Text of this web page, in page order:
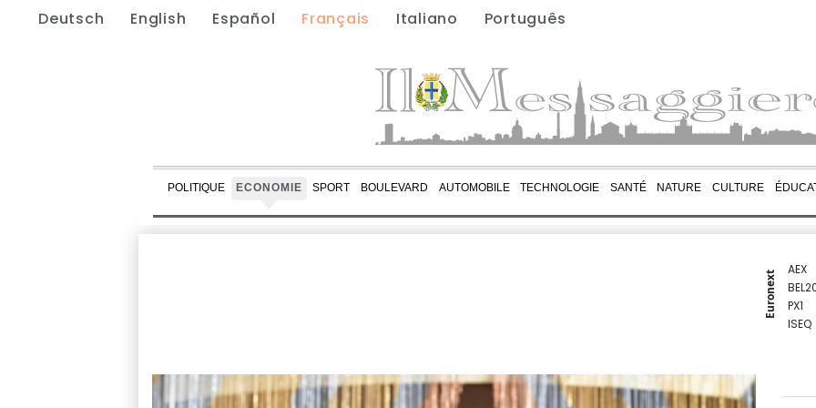
Deutsch English Español Français Italiano Português
POLITIQUE ECONOMIE SPORT BOULEVARD AUTOMOBILE TECHNOLOGIE SANTÉ NATURE CULTURE
Euronext
AEX
PX1
ISEQ